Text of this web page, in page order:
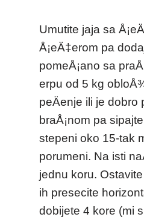
Umutite jaja sa
Å¡eÄ‡erom pa
pomeÅ¡ano sa
erpu od 5 kg
peÄenje ili je
braÅ¡nom pa
stepeni oko 15-tak
porumeni. Na isti
jednu koru.
ih presecite
dobijete 4 kore (mi